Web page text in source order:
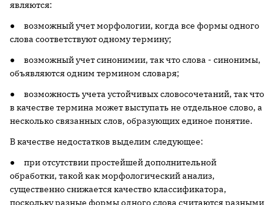
являются:
● возможный учет морфологии, когда все формы одного
слова соответствуют одному термину;
● возможный учет синонимии, так что слова - синонимы,
объявляются одним термином словаря;
● возможность учета устойчивых словосочетаний, так что
в качестве термина может выступать не отдельное слово, а
несколько связанных слов, образующих единое понятие.
В качестве недостатков выделим следующее:
● при отсутствии простейшей дополнительной
обработки, такой как морфологический анализ,
существенно снижается качество классификатора,
поскольку разные формы одного слова считаются разными